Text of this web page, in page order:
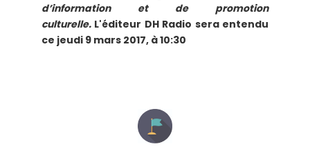
d’information et de promotion
culturelle. L'éditeur DH Radio sera entendu
ce jeudi 9 mars 2017, à 10:30